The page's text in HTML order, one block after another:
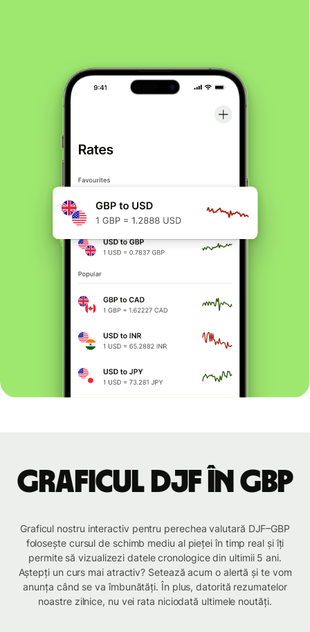
Graficul DJF în GBP
Graficul nostru interactiv pentru perechea valutară DJF–GBP
folosește cursul de schimb mediu al pieței în timp real și îți
permite să vizualizezi datele cronologice din ultimii 5 ani.
Aștepți un curs mai atractiv? Setează acum o alertă și te vom
anunța când se va îmbunătăți. În plus, datorită rezumatelor
noastre zilnice, nu vei rata niciodată ultimele noutăți.